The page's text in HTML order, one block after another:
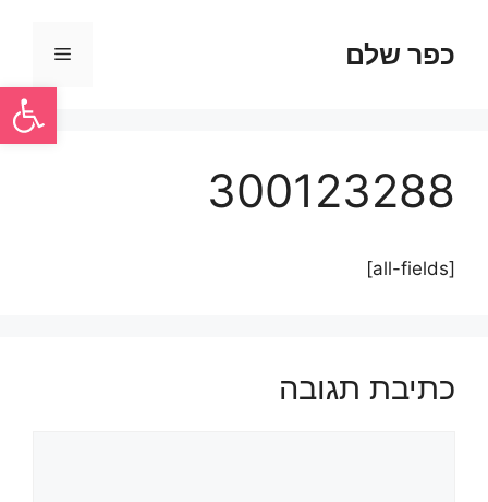
פתח
כפר שלם
300123288
[all-fields]
כתיבת תגובה